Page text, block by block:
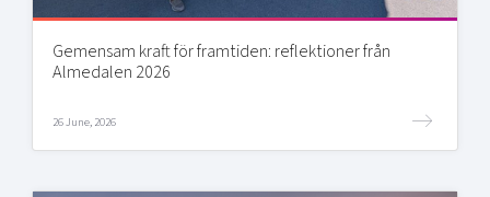
Gemensam kraft för framtiden: reflektioner från
Almedalen 2026
26 June, 2026